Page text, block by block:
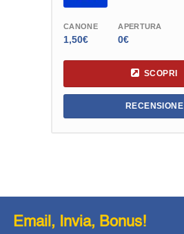
CANONE
1,50€
APERTURA
0€
SCOPRI
RECENSIONE
Email, Invia, Bonus!